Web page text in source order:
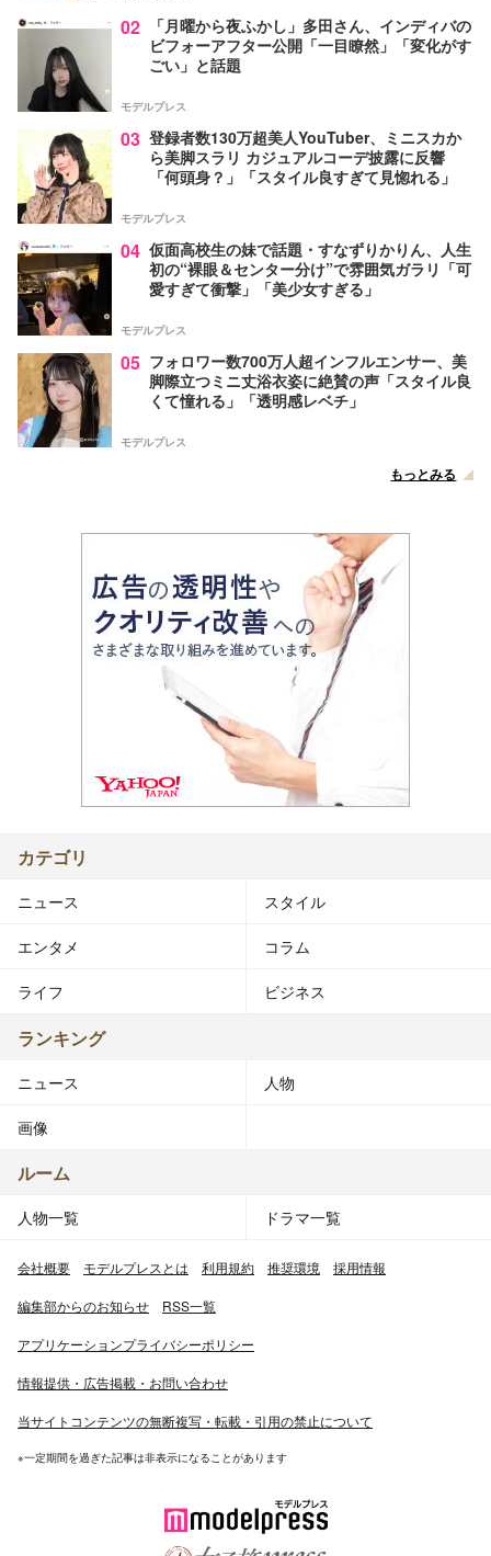
02
「月曜から夜ふかし」多田さん、インディバの
ビフォーアフター公開「一目瞭然」「変化がす
ごい」と話題
モデルプレス
03 登録者数130万超美人YouTuber、ミニスカか
ら美脚スラリ カジュアルコーデ披露に反響
「何頭身？」「スタイル良すぎて見惚れる」
モデルプレス
04 仮面高校生の妹で話題・すなずりかりん、人生
初の“裸眼＆センター分け”で雰囲気ガラリ「可
愛すぎて衝撃」「美少女すぎる」
モデルプレス
05 フォロワー数700万人超インフルエンサー、美
脚際立つミニ丈浴衣姿に絶賛の声「スタイル良
くて憧れる」「透明感レベチ」
モデルプレス
もっとみる
カテゴリ
ニュース スタイル
エンタメ コラム
ライフ ビジネス
ランキング
ニュース 人物
画像
ルーム
人物一覧 ドラマ一覧
会社概要 モデルプレスとは 利用規約 推奨環境 採用情報
編集部からのお知らせ RSS一覧
アプリケーションプライバシーポリシー
情報提供・広告掲載・お問い合わせ
当サイトコンテンツの無断複写・転載・引用の禁止について
※一定期間を過ぎた記事は非表示になることがあります